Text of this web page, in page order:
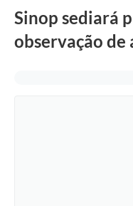
Sinop sediará
observação de